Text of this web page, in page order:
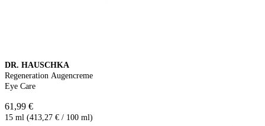
DR. HAUSCHKA
Regeneration Augencreme
Eye Care
61,99 €
15 ml (413,27 € / 100 ml)